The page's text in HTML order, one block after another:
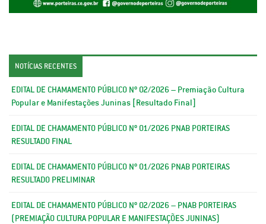
NOTÍCIAS RECENTES
EDITAL DE CHAMAMENTO PÚBLICO Nº 02/2026 – Premiação Cultura
Popular e Manifestações Juninas [Resultado Final]
EDITAL DE CHAMAMENTO PÚBLICO Nº 01/2026 PNAB PORTEIRAS
RESULTADO FINAL
EDITAL DE CHAMAMENTO PÚBLICO Nº 01/2026 PNAB PORTEIRAS
RESULTADO PRELIMINAR
EDITAL DE CHAMAMENTO PÚBLICO Nº 02/2026 – PNAB PORTEIRAS
(PREMIAÇÃO CULTURA POPULAR E MANIFESTAÇÕES JUNINAS)